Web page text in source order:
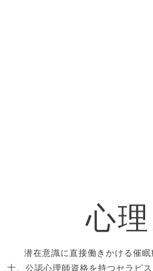
心
潜在意識に直接働きかける催
士、公認心理師資格を持つセラピ